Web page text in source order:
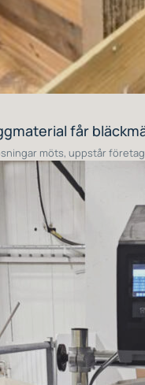
får
möts, uppstår